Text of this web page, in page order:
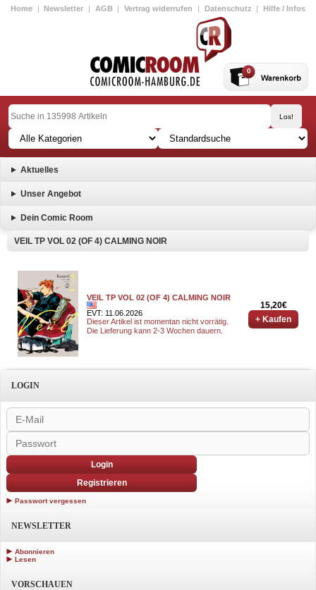
Home | Newsletter | AGB | Vertrag widerrufen | Datenschutz | Hilfe / Infos
0
Aktuelles
Unser Angebot
Dein Comic Room
VEIL TP VOL 02 (OF 4) CALMING NOIR
VEIL TP VOL 02 (OF 4) CALMING NOIR
EVT: 11.06.2026
Dieser Artikel ist momentan nicht vorrätig.
Die Lieferung kann 2-3 Wochen dauern.
15,20€
+ Kaufen
LOGIN
Login
Registrieren
Passwort vergessen
NEWSLETTER
Abonnieren
Lesen
VORSCHAUEN